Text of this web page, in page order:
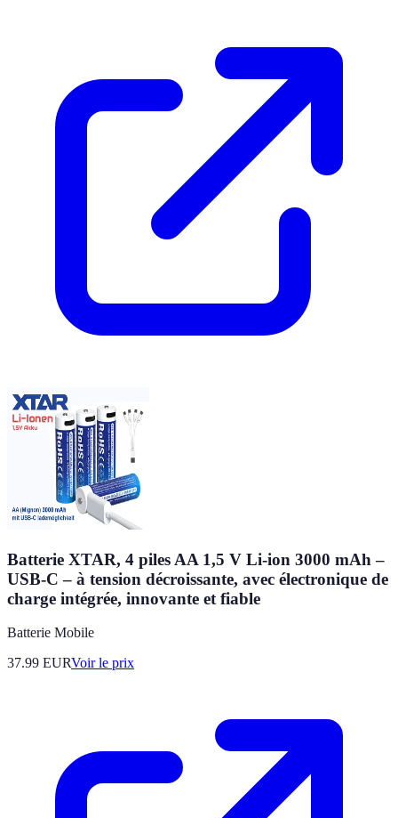
Batterie XTAR, 4 piles AA 1,5 V Li-ion 3000 mAh –
USB-C – à tension décroissante, avec électronique de
charge intégrée, innovante et fiable
Batterie Mobile
37.99 EURVoir le prix